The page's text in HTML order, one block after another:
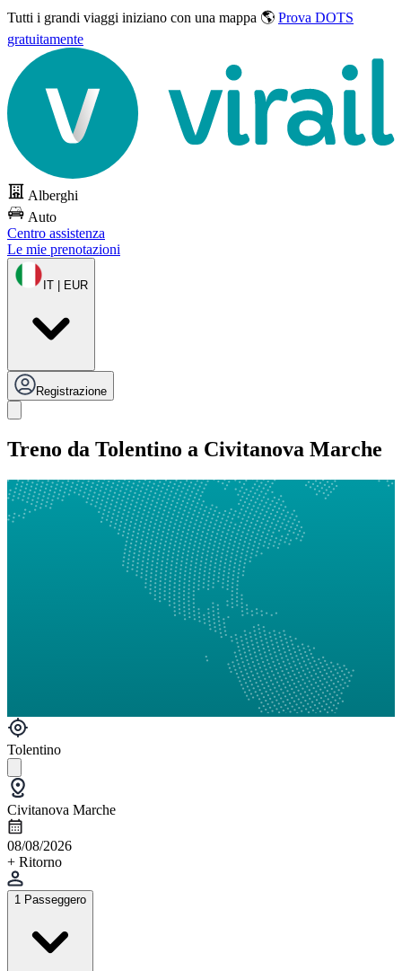
Tutti i grandi viaggi iniziano con una mappa 🌎 Prova DOTS
gratuitamente
Alberghi
Auto
Centro assistenza
Le mie prenotazioni
IT | EUR
Registrazione
Treno da Tolentino a Civitanova Marche
Tolentino
Civitanova Marche
08/08/2026
+ Ritorno
1 Passeggero